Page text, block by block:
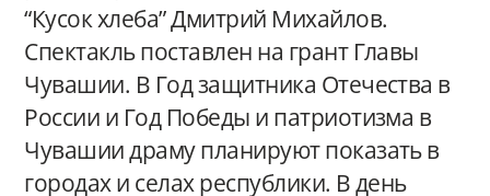
“Кусок хлеба” Дмитрий Михайлов.
Спектакль поставлен на грант Главы
Чувашии. В Год защитника Отечества в
России и Год Победы и патриотизма в
Чувашии драму планируют показать в
городах и селах республики. В день